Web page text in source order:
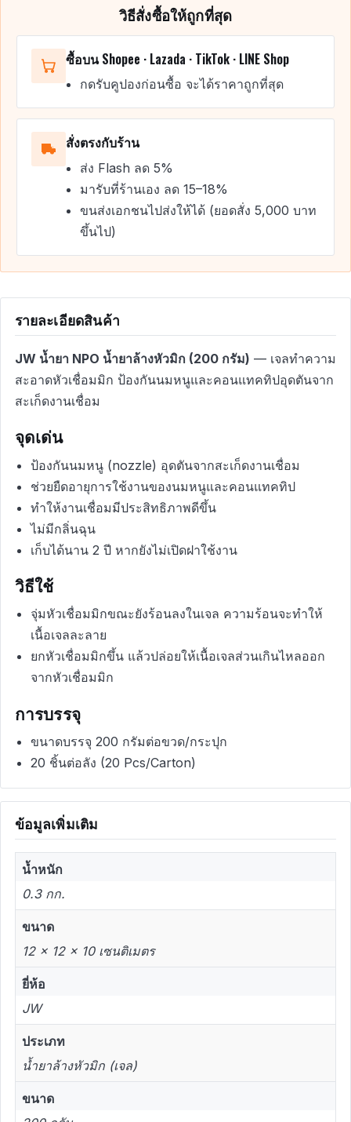
วิธีสั่งซื้อให้ถูกที่สุด
ซื้อบน Shopee · Lazada · TikTok · LINE Shop
กดรับคูปองก่อนซื้อ จะได้ราคาถูกที่สุด
สั่งตรงกับร้าน
ส่ง Flash ลด 5%
มารับที่ร้านเอง ลด 15–18%
ขนส่งเอกชนไปส่งให้ได้ (ยอดสั่ง 5,000 บาท
ขึ้นไป)
รายละเอียดสินค้า
JW น้ำยา NPO น้ำยาล้างหัวมิก (200 กรัม) — เจลทำความ
สะอาดหัวเชื่อมมิก ป้องกันนมหนูและคอนแทคทิปอุดตันจาก
สะเก็ดงานเชื่อม
จุดเด่น
ป้องกันนมหนู (nozzle) อุดตันจากสะเก็ดงานเชื่อม
ช่วยยืดอายุการใช้งานของนมหนูและคอนแทคทิป
ทำให้งานเชื่อมมีประสิทธิภาพดีขึ้น
ไม่มีกลิ่นฉุน
เก็บได้นาน 2 ปี หากยังไม่เปิดฝาใช้งาน
วิธีใช้
จุ่มหัวเชื่อมมิกขณะยังร้อนลงในเจล ความร้อนจะทำให้
เนื้อเจลละลาย
ยกหัวเชื่อมมิกขึ้น แล้วปล่อยให้เนื้อเจลส่วนเกินไหลออก
จากหัวเชื่อมมิก
การบรรจุ
ขนาดบรรจุ 200 กรัมต่อขวด/กระปุก
20 ชิ้นต่อลัง (20 Pcs/Carton)
ข้อมูลเพิ่มเติม
น้ำหนัก
0.3 กก.
ขนาด
12 × 12 × 10 เซนติเมตร
ยี่ห้อ
JW
ประเภท
น้ำยาล้างหัวมิก (เจล)
ขนาด